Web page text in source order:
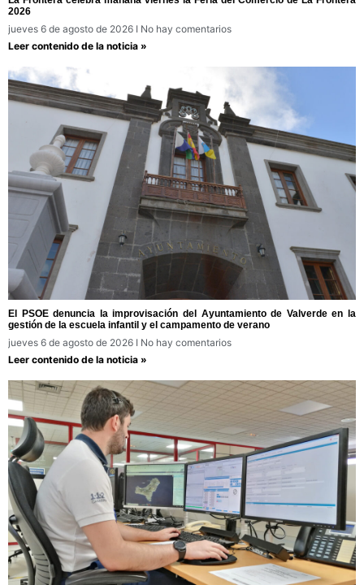
2026
jueves 6 de agosto de 2026
No hay comentarios
Leer contenido de la noticia »
El PSOE denuncia la improvisación del Ayuntamiento de Valverde en la
gestión de la escuela infantil y el campamento de verano
jueves 6 de agosto de 2026
No hay comentarios
Leer contenido de la noticia »